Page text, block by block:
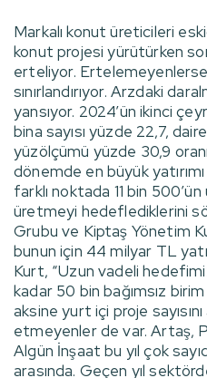
Markalı konut üreticileri
konut projesi yürütürken
erteliyor.
sınırlandırıyor. Arzdaki
yansıyor. 2024’ün ikinci
bina sayısı yüzde 22,7,
yüzölçümü yüzde 30,9
dönemde en büyük
farklı noktada 11 bin
üretmeyi hedeflediklerini
Grubu ve Kiptaş Yönetim
bunun için 44 milyar TL
Kurt, “Uzun vadeli
kadar 50 bin bağımsız
aksine yurt içi proje
etmeyenler de var. Artaş,
Algün İnşaat bu yıl çok
arasında. Geçen yıl